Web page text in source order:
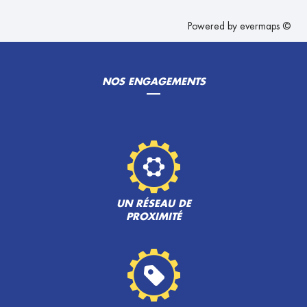
Powered by evermaps ©
NOS ENGAGEMENTS
UN RÉSEAU DE
PROXIMITÉ